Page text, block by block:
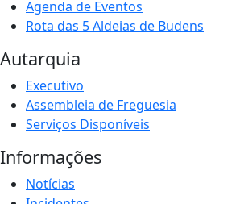
Agenda de Eventos
Rota das 5 Aldeias de Budens
Autarquia
Executivo
Assembleia de Freguesia
Serviços Disponíveis
Informações
Notícias